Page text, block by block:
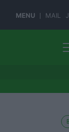
MENU MAIL